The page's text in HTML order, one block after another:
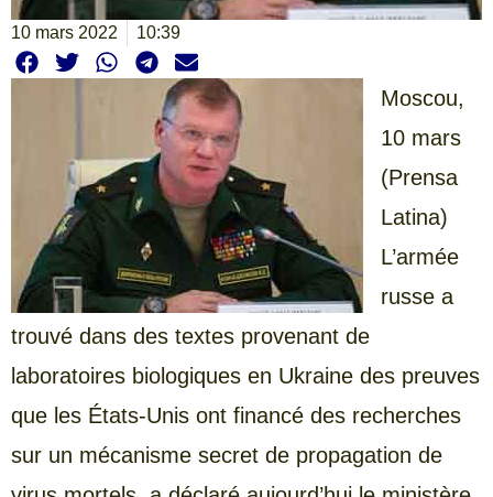
10 mars 2022 10:39
Moscou,
10 mars
(Prensa
Latina)
L’armée
russe a
trouvé dans des textes provenant de
laboratoires biologiques en Ukraine des preuves
que les États-Unis ont financé des recherches
sur un mécanisme secret de propagation de